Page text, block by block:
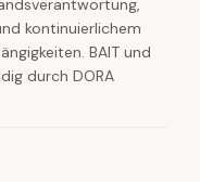
kontinuierlichem
BAIT und
durch DORA